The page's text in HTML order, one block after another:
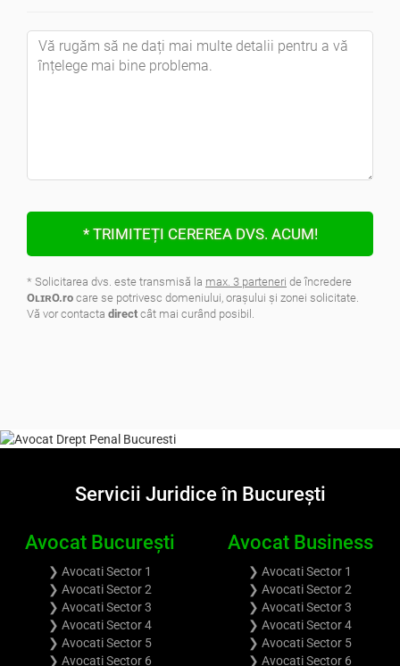
* TRIMITEȚI CEREREA DVS. ACUM!
* Solicitarea dvs. este transmisă la max. 3 parteneri de încredere
OʟɪʀO.ro care se potrivesc domeniului, oraşului şi zonei solicitate.
Vă vor contacta direct cât mai curând posibil.
Servicii Juridice în București
Avocat București
❯ Avocati Sector 1
❯ Avocati Sector 2
❯ Avocati Sector 3
❯ Avocati Sector 4
❯ Avocati Sector 5
❯ Avocati Sector 6
Avocat Business
❯ Avocati Sector 1
❯ Avocati Sector 2
❯ Avocati Sector 3
❯ Avocati Sector 4
❯ Avocati Sector 5
❯ Avocati Sector 6